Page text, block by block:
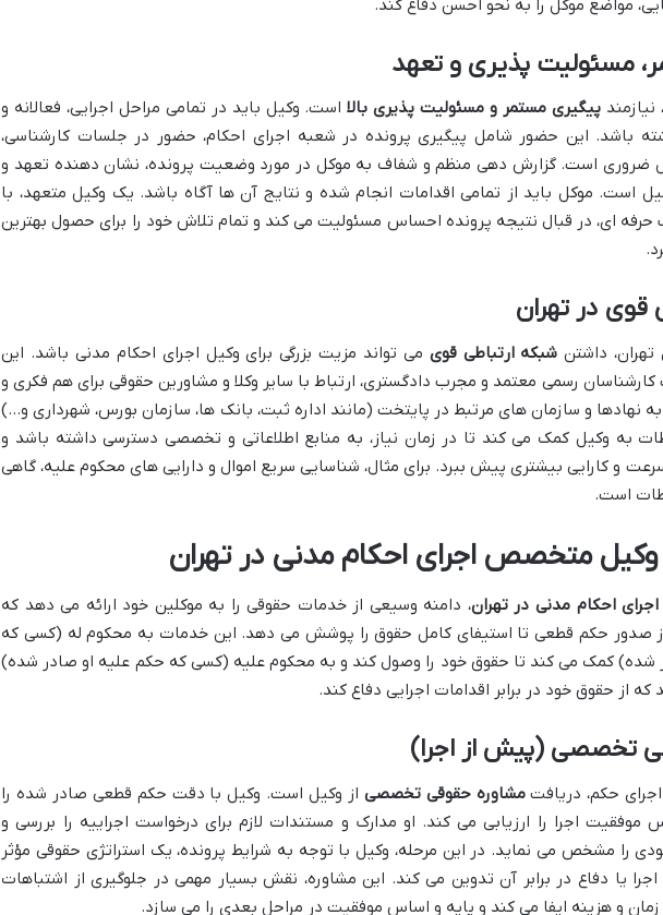
مواضع موکل را به نحو احسن دفاع کند.
مسئولیت پذیری و تعهد
نیازمندپیگیری مستمر و مسئولیت پذیری بالااست. وکیل باید در تمامی مراحل اجرایی، فعالانه و
باشد. این حضور شامل پیگیری پرونده در شعبه اجرای احکام، حضور در جلسات کارشناسی،
ضروری است. گزارش دهی منظم و شفاف به موکل در مورد وضعیت پرونده، نشان دهنده تعهد و
است. موکل باید از تمامی اقدامات انجام شده و نتایج آن ها آگاه باشد. یک وکیل متعهد، با
حرفه ای، در قبال نتیجه پرونده احساس مسئولیت می کند و تمام تلاش خود را برای حصول بهترین
قوی در تهران
داشتن شبکه ارتباطی قوی می تواند مزیت بزرگی برای وکیل اجرای احکام مدنی باشد. این
رسمی معتمد و مجرب دادگستری، ارتباط با سایر وکلا و مشاورین حقوقی برای هم فکری و
به نهادها و سازمان های مرتبط در پایتخت (مانند اداره ثبت، بانک ها، سازمان بورس، شهرداری و…)
به وکیل کمک می کند تا در زمان نیاز، به منابع اطلاعاتی و تخصصی دسترسی داشته باشد و
سرعت و کارایی بیشتری پیش ببرد. برای مثال، شناسایی سریع اموال و دارایی های محکوم علیه، گاهی
است.
متخصص اجرای احکام مدنی در تهران
احکام مدنی در تهران، دامنه وسیعی از خدمات حقوقی را به موکلین خود ارائه می دهد که
صدور حکم قطعی تا استیفای کامل حقوق را پوشش می دهد. این خدمات به محکوم له (کسی که
شده) کمک می کند تا حقوق خود را وصول کند و به محکوم علیه (کسی که حکم علیه او صادر شده)
که از حقوق خود در برابر اقدامات اجرایی دفاع کند.
تخصصی (پیش از اجرا)
حکم، دریافتمشاوره حقوقی تخصصی از وکیل است. وکیل با دقت حکم قطعی صادر شده را
اجرا را ارزیابی می کند. او مدارک و مستندات لازم برای درخواست اجراییه را بررسی و
را مشخص می نماید. در این مرحله، وکیل با توجه به شرایط پرونده، یک استراتژی حقوقی مؤثر
اجرا یا دفاع در برابر آن تدوین می کند. این مشاوره، نقش بسیار مهمی در جلوگیری از اشتباهات
زمان و هزینه ایفا می کند و پایه و اساس موفقیت در مراحل بعدی را می سازد.